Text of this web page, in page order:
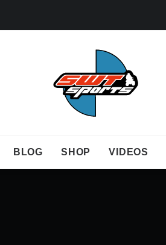
BLOG SHOP VIDEOS